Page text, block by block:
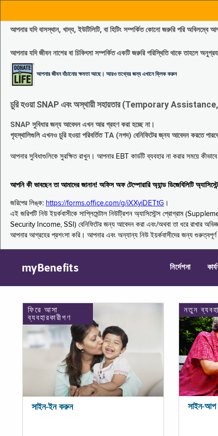
আপনার যদি বাসস্থান, খাদ্য, ইউটিলিটি, বা হিটিং সম্পর্কিত কোনো জরুরি পরি
আপনার যদি জীবন নাশের বা চিকিৎসা সম্পর্কিত একটি জরুরি পরিস্থিতি থাকে তাহলে
আপনার জীবন বাঁচানোর ক্ষমতা আছে। আরও তথ্যের জন্য এখানে ক্লিক করুন
চুরি হওয়া SNAP এবং অস্থায়ী সহায়তার (Temporary Assistance,
SNAP সুবিধার জন্য আবেদন এখন আর গ্রহণ করা হচ্ছে না।
গৃহস্থালিগুলি এখনও চুরি হওয়া পরিবর্তিত TA (নগদ) বেনিফিটের জ্নয আবেদন করতে
আপনার সুবিধাগুলিকে সুরক্ষিত রাখুন। আপনার EBT কার্ডটি ব্যবহার না করার সময়ে
আপনি কী ভাবছেন তা আমাদের জানান! অফিস অফ টেম্পোরারি অ্যান্ড ডিজেবিলিটি
জরিপের লিঙ্ক: https://forms.office.com/g/iXXyiDETtG ।
এই জরিপটি নিউ ইয়র্কবাসীকে সাপ্লিমেন্টাল নিউট্রিশন অ্যাসিস্টেন্স প্রোগ্রাম
Security Income, SSI) বেনিফিটের জন্য আবেদন করা এবং/অথবা তা ধরে রাখার
আপনার আগ্রহের প্রশংসা করি। আপনার এবং অন্যান্য নিউ ইয়র্কবাসীদের জন্য
myBenefits নির্দেশনা
ফিরে আসা
ব্যবহারকারীগণ
সাইন-ইন করুন
নতুন
সাইন-